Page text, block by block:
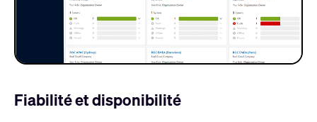
Fiabilité et disponibilité